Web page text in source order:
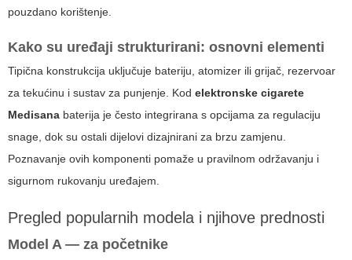
pouzdano korištenje.
Kako su uređaji strukturirani: osnovni elementi
Tipična konstrukcija uključuje bateriju, atomizer ili grijač, rezervoar
za tekućinu i sustav za punjenje. Kod elektronske cigarete
Medisana baterija je često integrirana s opcijama za regulaciju
snage, dok su ostali dijelovi dizajnirani za brzu zamjenu.
Poznavanje ovih komponenti pomaže u pravilnom održavanju i
sigurnom rukovanju uređajem.
Pregled popularnih modela i njihove prednosti
Model A — za početnike